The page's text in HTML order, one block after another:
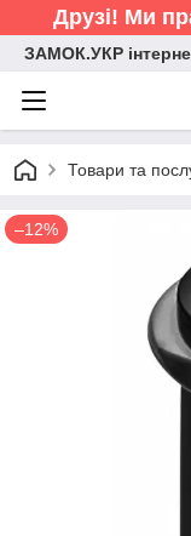
Друзі! Ми
ЗАМОК.УКР
Товари та
–12%